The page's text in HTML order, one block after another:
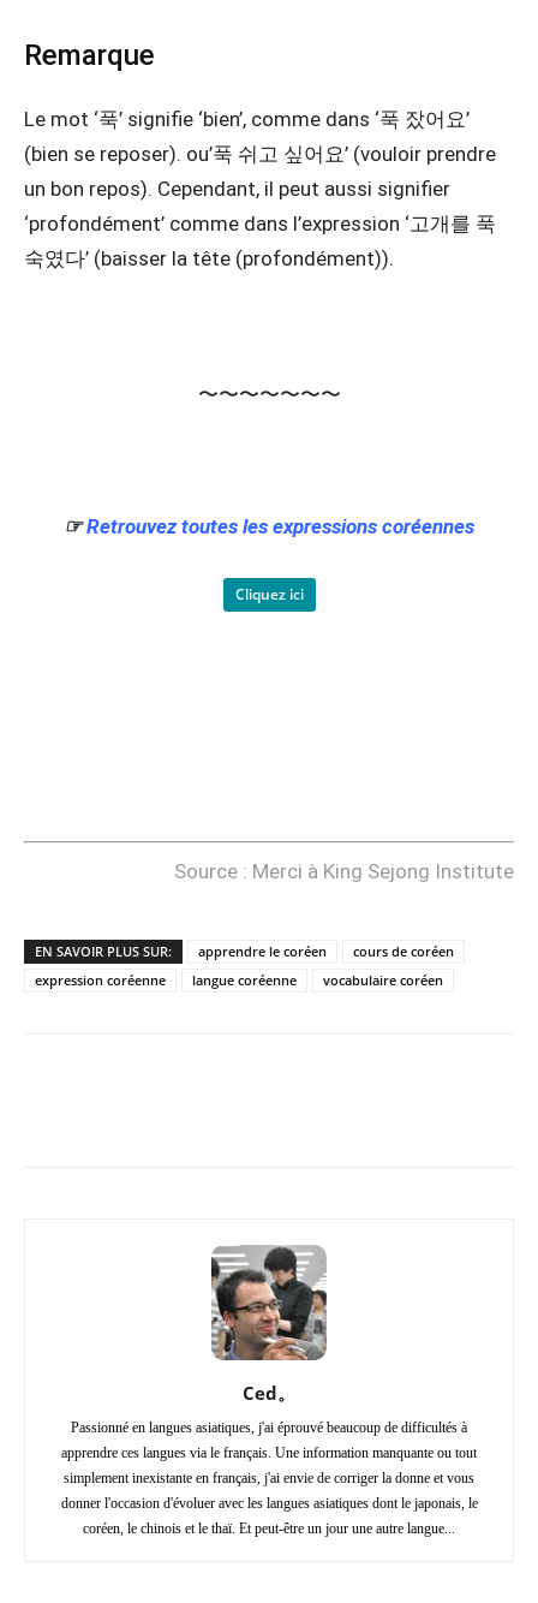
Remarque
Le mot ‘푹’ signifie ‘bien’, comme dans ‘푹 잤어요’
(bien se reposer). ou’푹 쉬고 싶어요’ (vouloir prendre
un bon repos). Cependant, il peut aussi signifier
‘profondément’ comme dans l’expression ‘고개를 푹
숙였다’ (baisser la tête (profondément)).
〜〜〜〜〜〜〜
☞Retrouvez toutes les expressions coréennes
Cliquez ici
Source : Merci à King Sejong Institute
EN SAVOIR PLUS SUR: apprendre le coréen
cours de coréen
expression coréenne
langue coréenne vocabulaire coréen
Ced。
Passionné en langues asiatiques, j'ai éprouvé beaucoup de difficultés à
apprendre ces langues via le français. Une information manquante ou tout
simplement inexistante en français, j'ai envie de corriger la donne et vous
donner l'occasion d'évoluer avec les langues asiatiques dont le japonais, le
coréen, le chinois et le thaï. Et peut-être un jour une autre langue...